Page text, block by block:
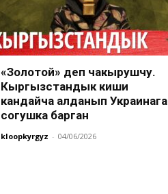
«Золотой» деп чакырушчу.
Кыргызстандык киши
кандайча алданып Украинага
согушка барган
kloopkyrgyz - 04/06/2026